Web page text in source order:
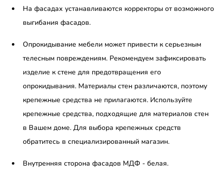
На фасадах устанавливаются корректоры от возможного
выгибания фасадов.
Опрокидывание мебели может привести к серьезным
телесным повреждениям. Рекомендуем зафиксировать
изделие к стене для предотвращения его
опрокидывания. Материалы стен различаются, поэтому
крепежные средства не прилагаются. Используйте
крепежные средства, подходящие для материалов стен
в Вашем доме. Для выбора крепежных средств
обратитесь в специализированный магазин.
Внутренняя сторона фасадов МДФ - белая.